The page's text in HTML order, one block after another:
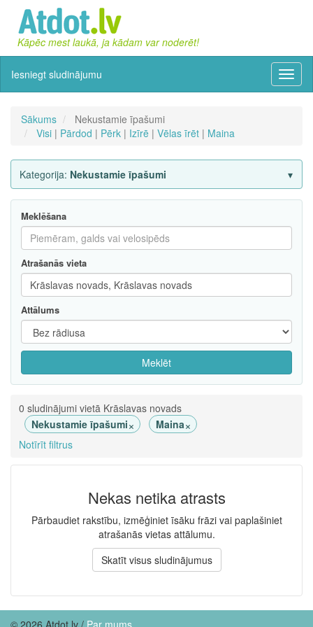
Kāpēc mest laukā, ja kādam var noderēt!
Iesniegt sludinājumu
Sākums
Nekustamie īpašumi
Visi | Pārdod | Pērk | Izīrē | Vēlas īrēt | Maina
Kategorija: Nekustamie īpašumi
Meklēšana
Atrašanās vieta
Attālums
Meklēt
0 sludinājumi vietā Krāslavas novads
Nekustamie īpašumi× Maina×
Notīrīt filtrus
Nekas netika atrasts
Pārbaudiet rakstību, izmēģiniet īsāku frāzi vai paplašiniet
atrašanās vietas attālumu.
Skatīt visus sludinājumus
© 2026 Atdot.lv / Par mums